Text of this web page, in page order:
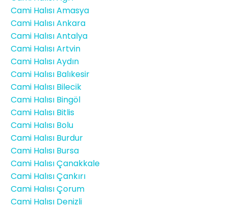
Cami Halısı Amasya
Cami Halısı Ankara
Cami Halısı Antalya
Cami Halısı Artvin
Cami Halısı Aydın
Cami Halısı Balıkesir
Cami Halısı Bilecik
Cami Halısı Bingöl
Cami Halısı Bitlis
Cami Halısı Bolu
Cami Halısı Burdur
Cami Halısı Bursa
Cami Halısı Çanakkale
Cami Halısı Çankırı
Cami Halısı Çorum
Cami Halısı Denizli